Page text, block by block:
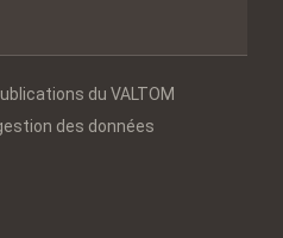
du VALTOM
des données